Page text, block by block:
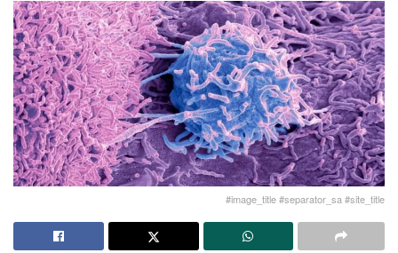
#image_title #separator_sa #site_title